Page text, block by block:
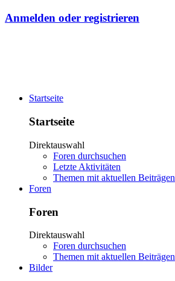
Anmelden oder registrieren
Startseite
Startseite
Direktauswahl
Foren durchsuchen
Letzte Aktivitäten
Themen mit aktuellen Beiträgen
Foren
Foren
Direktauswahl
Foren durchsuchen
Themen mit aktuellen Beiträgen
Bilder